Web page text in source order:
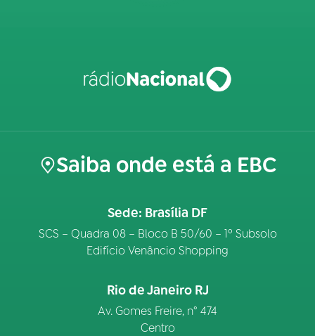
Saiba onde está a EBC
Sede: Brasília DF
SCS – Quadra 08 – Bloco B 50/60 – 1º Subsolo
Edifício Venâncio Shopping
Rio de Janeiro RJ
Av. Gomes Freire, n° 474
Centro